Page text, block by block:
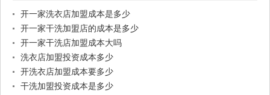
开一家洗衣店加盟成本是多少
开一家干洗加盟店的成本是多少
开一家干洗店加盟成本大吗
洗衣店加盟投资成本多少
开洗衣店加盟成本要多少
干洗加盟投资成本是多少